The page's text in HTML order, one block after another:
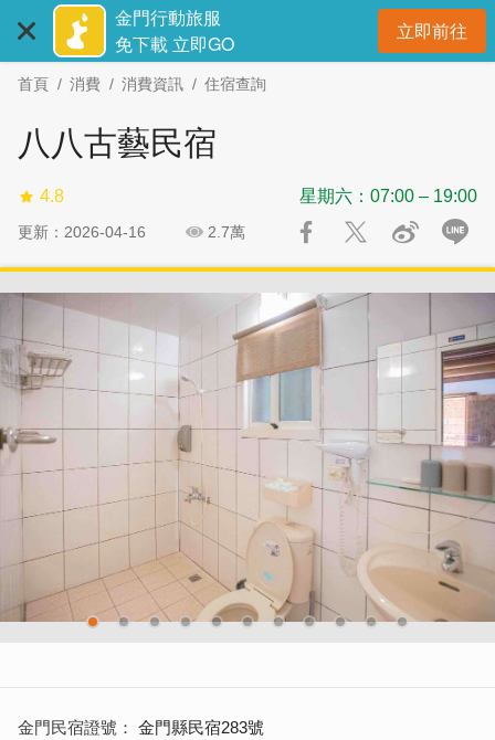
主
金門行動旅服
免下載 立即GO
立即前往開
首頁 消費 消費資訊 住宿查詢
八八古藝民宿
4.8 星期六：07:00 – 19:00
更新：2026-04-16 2.7萬
社
金門民宿證號 金門縣民宿283號